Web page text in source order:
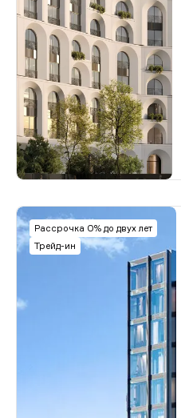
Рассрочка 0% до двух лет
Трейд-ин